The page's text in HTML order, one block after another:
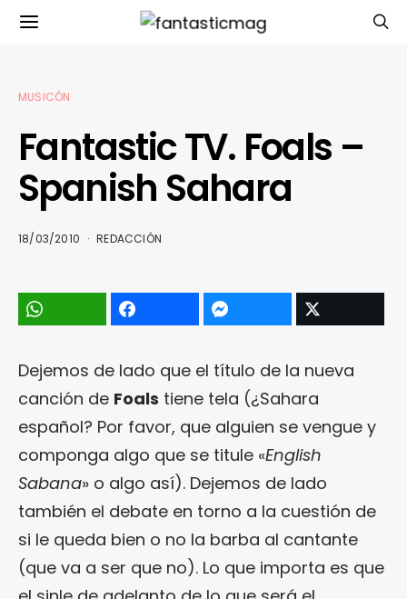
MUSICÓN
Fantastic TV. Foals –
Spanish Sahara
18/03/2010 REDACCIÓN
Dejemos de lado que el título de la nueva
canción de Foals tiene tela (¿Sahara
español? Por favor, que alguien se vengue y
componga algo que se titule «English
Sabana» o algo así). Dejemos de lado
también el debate en torno a la cuestión de
si le queda bien o no la barba al cantante
(que va a ser que no). Lo que importa es que